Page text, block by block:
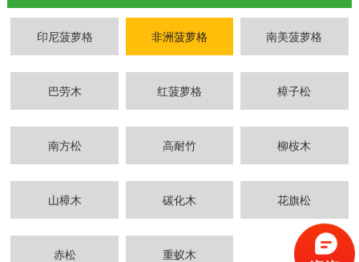
印尼菠萝格 非洲菠萝格 南美菠萝格
巴劳木 红菠萝格 樟子松
南方松 高耐竹 柳桉木
山樟木 碳化木 花旗松
赤松 重蚁木